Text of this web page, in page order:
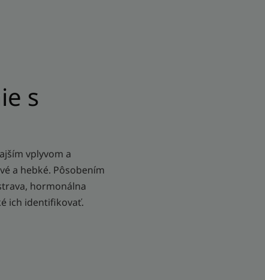
s
vplyvom a
a hebké. Pôsobením
hormonálna
ich identifikovať.